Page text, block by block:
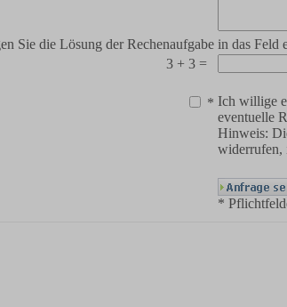
Sie die Lösung der Rechenaufgabe in das Feld
3 + 3 =
* Ich willige
eventuelle
Hinweis:
widerrufen,
*